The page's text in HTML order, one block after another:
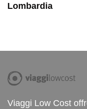
Lombardia
Viaggi Low Cost